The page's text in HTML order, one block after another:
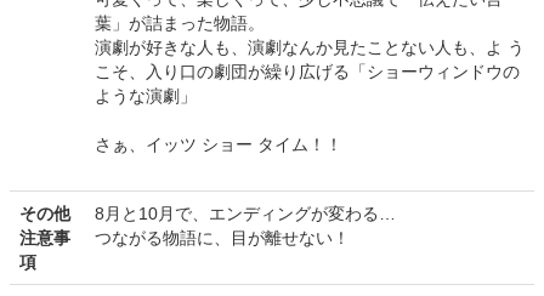
葉」が詰まった物語。
演劇が好きな人も、演劇なんか見たことない人も、よ う
こそ、入り口の劇団が繰り広げる「ショーウィンドウの
ような演劇」
さぁ、イッツ ショー タイム！！
その他
注意事
項
8月と10月で、エンディングが変わる…
つながる物語に、目が離せない！